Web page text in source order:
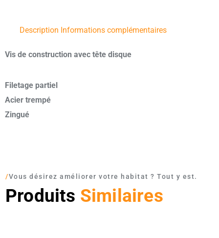
Description Informations complémentaires
Vis de construction avec tête disque
Filetage partiel
Acier trempé
Zingué
/Vous désirez améliorer votre habitat ? Tout y est.
Produits Similaires